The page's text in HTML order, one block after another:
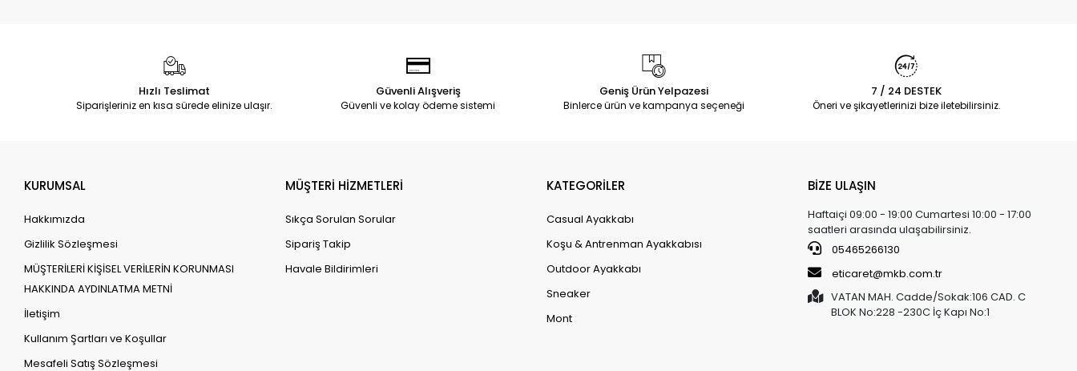
Hızlı Teslimat
Siparişleriniz en kısa sürede elinize ulaşır.
Güvenli Alışveriş
Güvenli ve kolay ödeme sistemi
Geniş Ürün Yelpazesi
Binlerce ürün ve kampanya seçeneği
7 / 24 DESTEK
Öneri ve şikayetlerinizi bize iletebilirsiniz.
KURUMSAL
Hakkımızda
Gizlilik Sözleşmesi
MÜŞTERİLERİ KİŞİSEL VERİLERİN KORUNMASI
HAKKINDA AYDINLATMA METNİ
İletişim
Kullanım Şartları ve Koşullar
Mesafeli Satış Sözleşmesi
MÜŞTERİ HİZMETLERİ
Sıkça Sorulan Sorular
Sipariş Takip
Havale Bildirimleri
KATEGORİLER
Casual Ayakkabı
Koşu & Antrenman Ayakkabısı
Outdoor Ayakkabı
Sneaker
Mont
BİZE ULAŞIN
Haftaiçi 09:00 - 19:00 Cumartesi 10:00 - 17:00
saatleri arasında ulaşabilirsiniz.
05465266130
eticaret@mkb.com.tr
VATAN MAH. Cadde/Sokak:106 CAD. C
BLOK No:228 -230C İç Kapı No:1